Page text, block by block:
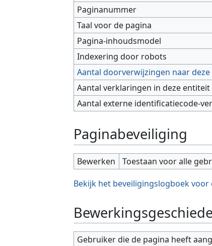
Paginanummer
Taal voor de pagina
Pagina-inhoudsmodel
Indexering door robots
Aantal doorverwijzingen naar deze
Aantal verklaringen in deze entiteit
Aantal externe identificatiecode-
Paginabeveiliging
Bewerken
Toestaan voor alle
Bekijk het beveiligingslogboek voor
Gebruiker die de pagina heeft